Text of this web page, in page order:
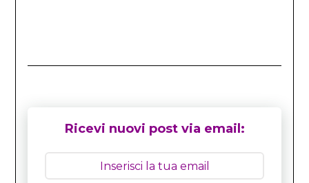
Ricevi nuovi post via email: